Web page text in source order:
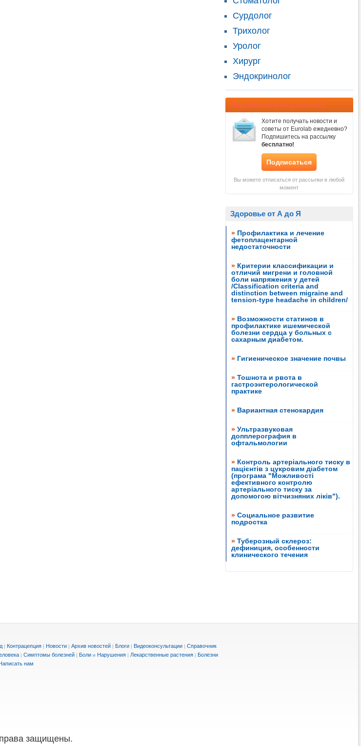
Сурдолог
Трихолог
Уролог
Хирург
Эндокринолог
Подписаться на рассылку
Хотите получать новости и
советы от Eurolab ежедневно?
Подпишитесь на рассылку
бесплатно!
Подписаться
Вы можете отписаться от рассылки в любой
момент
Здоровье от А до Я
» Профилактика и лечение
фетоплацентарной
недостаточности
» Критерии классификации и
отличий мигрени и головной
боли напряжения у детей
/Classification criteria and
distinction between migraine and
tension-type headache in children/
» Возможности статинов в
профилактике ишемической
болезни сердца у больных с
сахарным диабетом.
» Гигиеническое значение почвы
» Тошнота и рвота в
гастроэнтерологической
практике
» Вариантная стенокардия
» Ультразвуковая
допплерография в
офтальмологии
» Контроль артеріального тиску в
пацієнтів з цукровим діабетом
(програма "Можливості
ефективного контролю
артеріального тиску за
допомогою вітчизняних ліків").
» Социальное развитие
подростка
» Туберозный склероз:
дефиниция, особенности
клинического течения
| Контрацепция | Новости | Архив новостей | Блоги | Видеоконсультации | Справочник
| Симптомы болезней | Боли и Нарушения | Лекарственные растения | Болезни
нам
права защищены.